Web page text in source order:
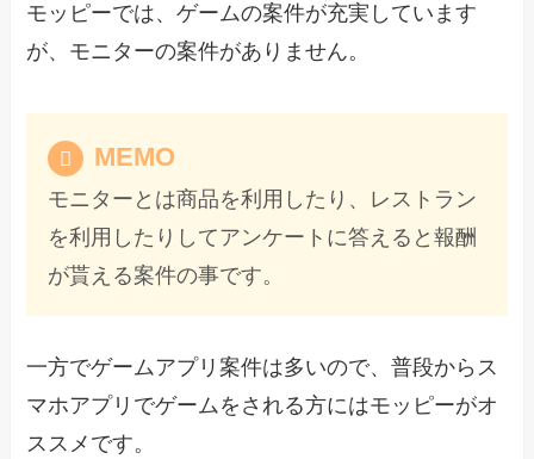
モッピーでは、ゲームの案件が充実しています
が、モニターの案件がありません。
MEMO
モニターとは商品を利用したり、レストラン
を利用したりしてアンケートに答えると報酬
が貰える案件の事です。
一方でゲームアプリ案件は多いので、普段からス
マホアプリでゲームをされる方にはモッピーがオ
ススメです。